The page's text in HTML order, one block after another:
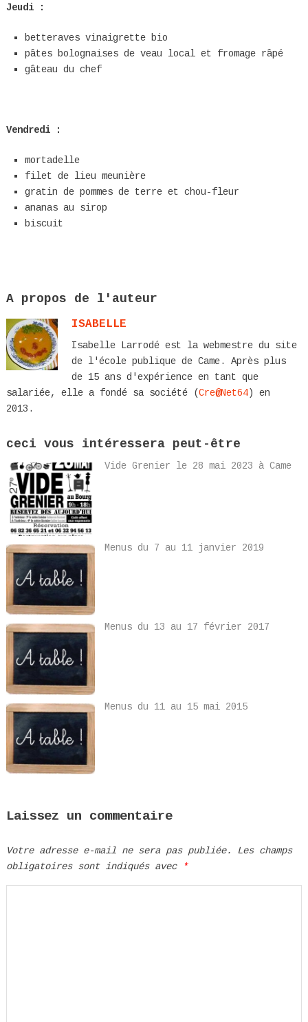
Jeudi :
betteraves vinaigrette bio
pâtes bolognaises de veau local et fromage râpé
gâteau du chef
Vendredi :
mortadelle
filet de lieu meunière
gratin de pommes de terre et chou-fleur
ananas au sirop
biscuit
A propos de l'auteur
ISABELLE
Isabelle Larrodé est la webmestre du site
de l'école publique de Came. Après plus
de 15 ans d'expérience en tant que
salariée, elle a fondé sa société (Cre@Net64) en
2013.
ceci vous intéressera peut-être
Vide Grenier le 28 mai 2023 à Came
Menus du 7 au 11 janvier 2019
Menus du 13 au 17 février 2017
Menus du 11 au 15 mai 2015
Laissez un commentaire
Votre adresse e-mail ne sera pas publiée.
Les champs
obligatoires sont indiqués avec
*